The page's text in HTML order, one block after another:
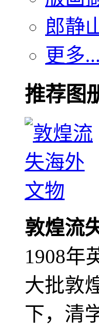
郎静
更多...
推荐图
敦煌流
1908年
大批敦
下，清